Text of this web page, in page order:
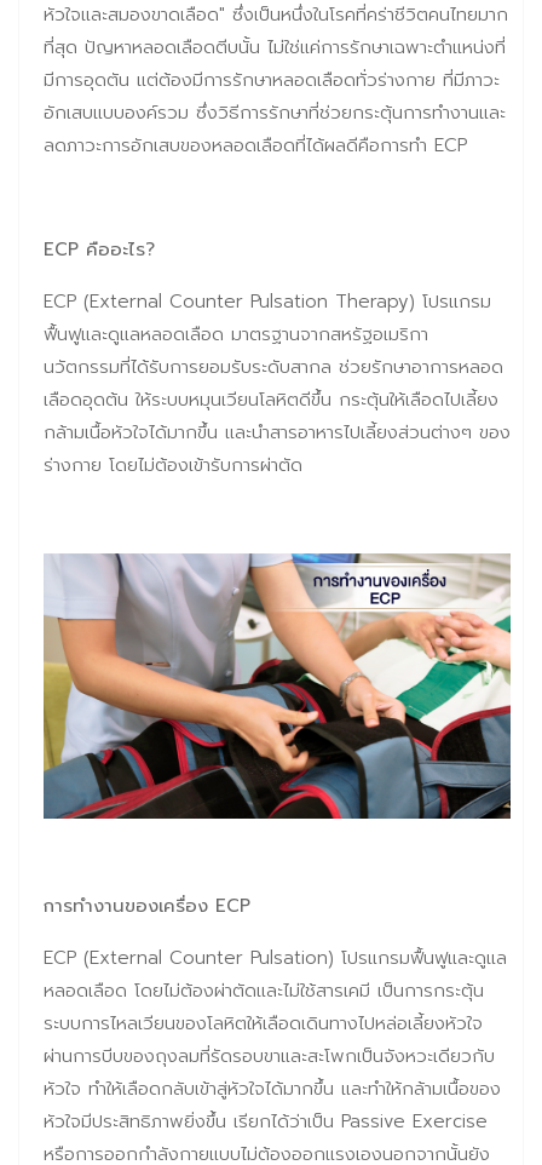
หัวใจและสมองขาดเลือด" ซึ่งเป็นหนึ่งในโรคที่คร่าชีวิตคนไทยมาก
ที่สุด ปัญหาหลอดเลือดตีบนั้น ไม่ใช่แค่การรักษาเฉพาะตำแหน่งที่
มีการอุดตัน แต่ต้องมีการรักษาหลอดเลือดทั่วร่างกาย ที่มีภาวะ
อักเสบแบบองค์รวม ซึ่งวิธีการรักษาที่ช่วยกระตุ้นการทำงานและ
ลดภาวะการอักเสบของหลอดเลือดที่ได้ผลดีคือการทำ ECP
ECP คืออะไร?
ECP (External Counter Pulsation Therapy) โปรแกรม
ฟื้นฟูและดูแลหลอดเลือด มาตรฐานจากสหรัฐอเมริกา
นวัตกรรมที่ได้รับการยอมรับระดับสากล ช่วยรักษาอาการหลอด
เลือดอุดต้น ให้ระบบหมุนเวียนโลหิตดีขึ้น กระตุ้นให้เลือดไปเลี้ยง
กล้ามเนื้อหัวใจได้มากขึ้น และนำสารอาหารไปเลี้ยงส่วนต่างๆ ของ
ร่างกาย โดยไม่ต้องเข้ารับการผ่าตัด
การทำงานของเครื่อง ECP
ECP (External Counter Pulsation) โปรแกรมฟื้นฟูและดูแล
หลอดเลือด โดยไม่ต้องผ่าตัดและไม่ใช้สารเคมี เป็นการกระตุ้น
ระบบการไหลเวียนของโลหิตให้เลือดเดินทางไปหล่อเลี้ยงหัวใจ
ผ่านการบีบของถุงลมที่รัดรอบขาและสะโพกเป็นจังหวะเดียวกับ
หัวใจ ทำให้เลือดกลับเข้าสู่หัวใจได้มากขึ้น และทำให้กล้ามเนื้อของ
หัวใจมีประสิทธิภาพยิ่งขึ้น เรียกได้ว่าเป็น Passive Exercise
หรือการออกกำลังกายแบบไม่ต้องออกแรงเองนอกจากนั้นยัง